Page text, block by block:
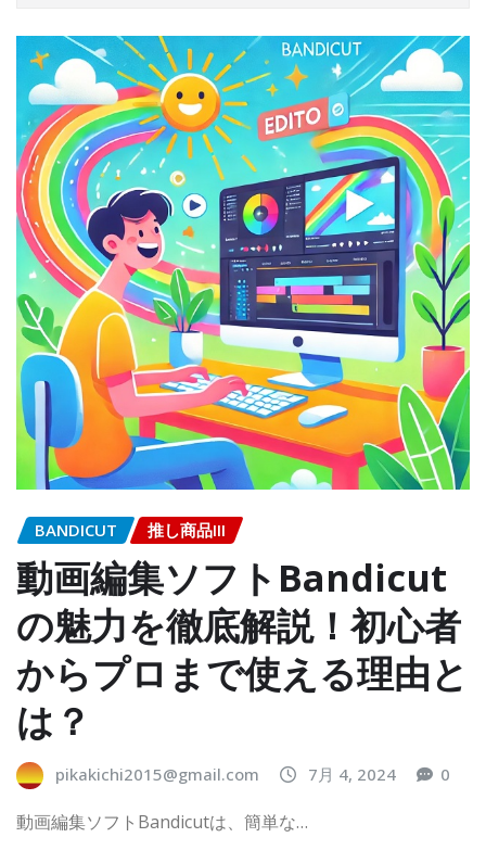
BANDICUT 推し商品III
動画編集ソフトBandicut
の魅力を徹底解説！初心者
からプロまで使える理由と
は？
pikakichi2015@gmail.com 7月 4, 2024 0
動画編集ソフトBandicutは、簡単な…